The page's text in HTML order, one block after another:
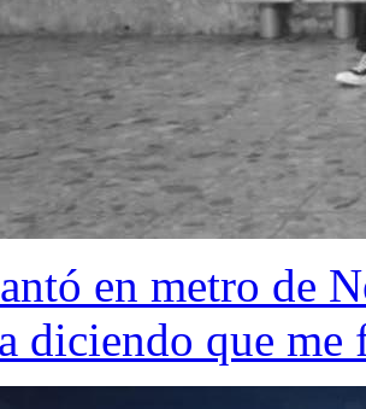
en metro de
diciendo que me